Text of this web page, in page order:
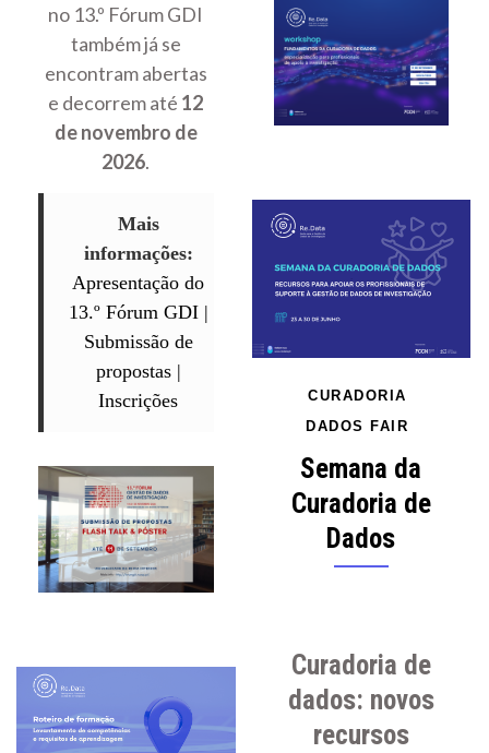
no 13.º Fórum GDI
também já se
encontram abertas
e decorrem até 12
de novembro de
2026.
Mais
informações:
Apresentação do
13.º Fórum GDI |
Submissão de
propostas |
Inscrições
CURADORIA
DADOS FAIR
Semana da
Curadoria de
Dados
Curadoria de
dados: novos
recursos